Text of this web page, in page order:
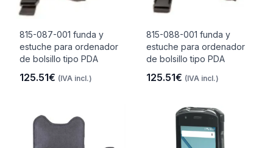
815-087-001 funda y
estuche para ordenador
de bolsillo tipo PDA
125.51€ (IVA incl.)
815-088-001 funda y
estuche para ordenador
de bolsillo tipo PDA
125.51€ (IVA incl.)